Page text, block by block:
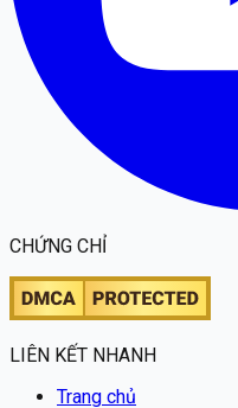
CHỨNG CHỈ
LIÊN KẾT NHANH
Trang chủ